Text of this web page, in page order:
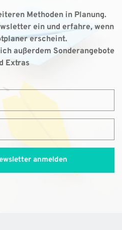
Methoden in Planung.
ein und erfahre, wenn
erscheint.
außerdem Sonderangebote
Extras
anmelden